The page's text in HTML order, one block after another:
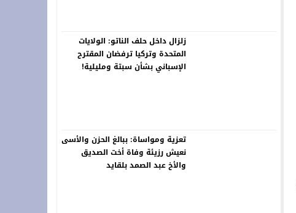
زلزال داخل حلف الناتو: الولايات
المتحدة وتركيا ترفضان المقترح
الإسباني بشأن سبتة ومليلية!
تعزية ومواساة: ببالغ الحزن والأسى
نعيش رزيئة وفاة أخت الصديق
والأخ عبد الصمد بلقايد